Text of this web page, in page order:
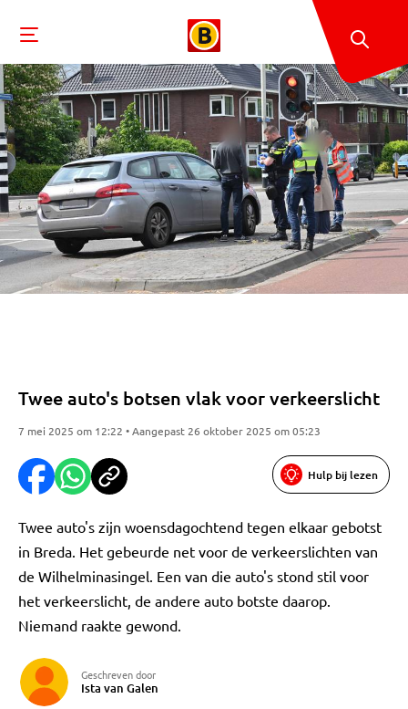
Twee auto's botsen vlak voor verkeerslicht
7 mei 2025 om 12:22 • Aangepast 26 oktober 2025 om 05:23
Hulp bij lezen
Twee auto's zijn woensdagochtend tegen elkaar gebotst
in Breda. Het gebeurde net voor de verkeerslichten van
de Wilhelminasingel. Een van die auto's stond stil voor
het verkeerslicht, de andere auto botste daarop.
Niemand raakte gewond.
Geschreven door
Ista van Galen